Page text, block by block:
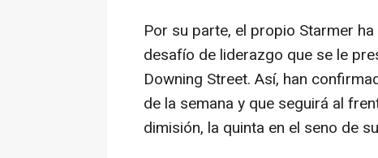
Por su parte, el propio Starmer
desafío de liderazgo que se le
Downing Street. Así, han
de la semana y que seguirá al
dimisión, la quinta en el seno de